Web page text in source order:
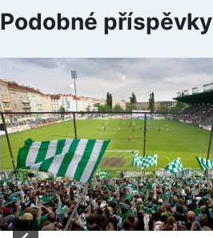
Podobné příspěvky